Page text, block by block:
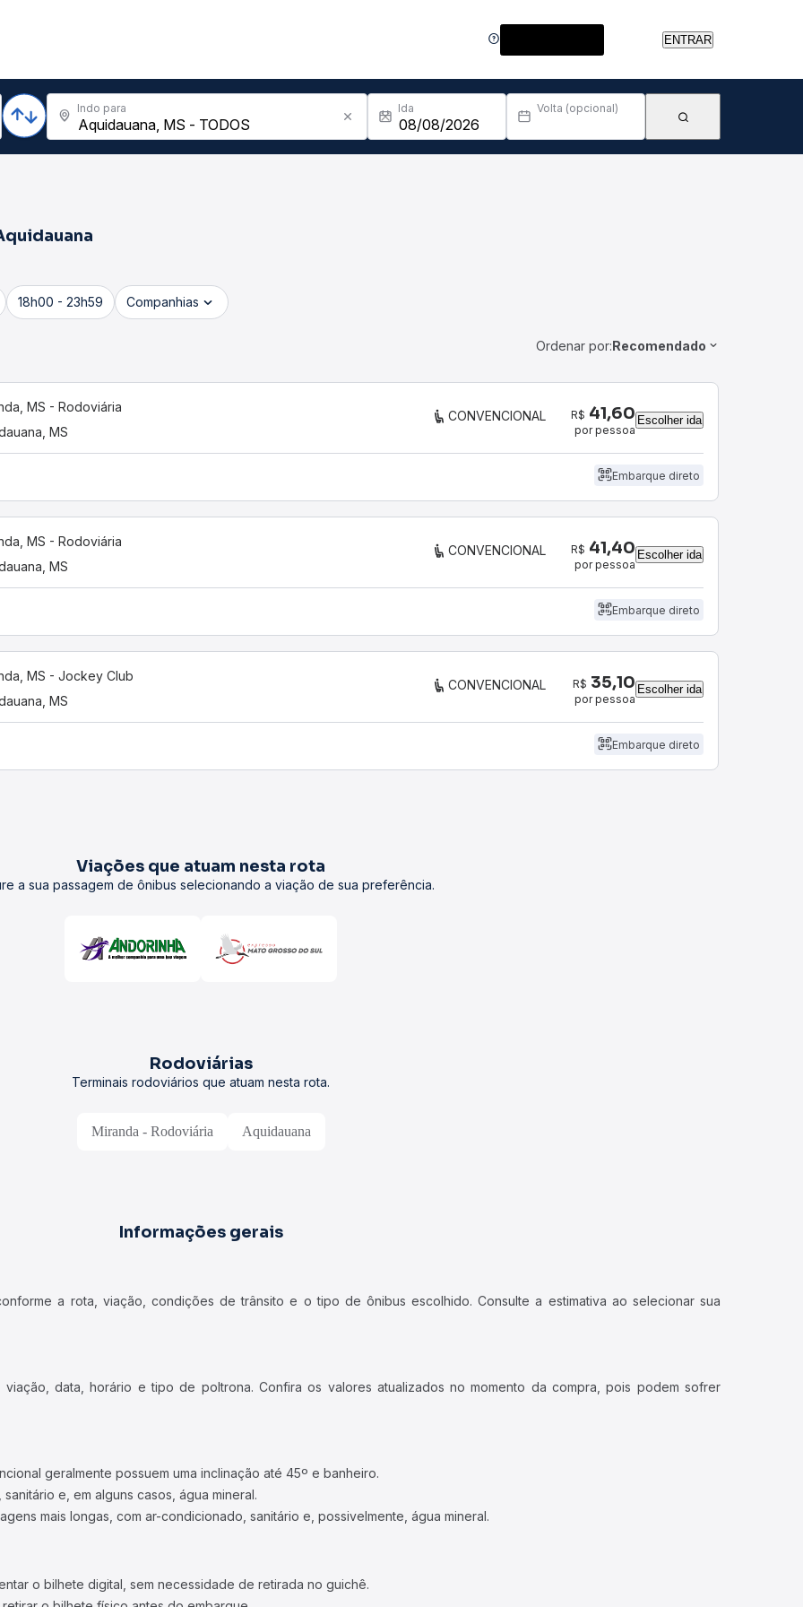
ENTRAR
Indo para Ida Volta (opcional)
18h00 - 23h59 Companhias
Ordenar por:Recomendado
MS - Rodoviária
MS
CONVENCIONAL R$ 41,60
por pessoa
Escolher ida
Embarque direto
MS - Rodoviária
MS
CONVENCIONAL R$ 41,40
por pessoa
Escolher ida
Embarque direto
MS - Jockey Club
MS
CONVENCIONAL R$ 35,10
por pessoa
Escolher ida
Embarque direto
Viações que atuam nesta rota
a sua passagem de ônibus selecionando a viação de sua preferência.
Rodoviárias
Terminais rodoviários que atuam nesta rota.
Miranda - Rodoviária Aquidauana
Informações gerais
a rota, viação, condições de trânsito e o tipo de ônibus escolhido. Consulte a estimativa ao selecionar sua
data, horário e tipo de poltrona. Confira os valores atualizados no momento da compra, pois podem sofrer
geralmente possuem uma inclinação até 45º e banheiro.
e, em alguns casos, água mineral.
mais longas, com ar-condicionado, sanitário e, possivelmente, água mineral.
o bilhete digital, sem necessidade de retirada no guichê.